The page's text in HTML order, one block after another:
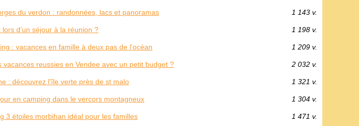
du verdon : randonnées, lacs et panoramas 1 143 v.
d’un séjour à la réunion ? 1 198 v.
: vacances en famille à deux pas de l’océan 1 209 v.
vacances reussies en Vendee avec un petit budget ? 2 032 v.
: découvrez l'île verte près de st malo 1 321 v.
en camping dans le vercors montagneux 1 304 v.
3 étoiles morbihan idéal pour les familles 1 471 v.